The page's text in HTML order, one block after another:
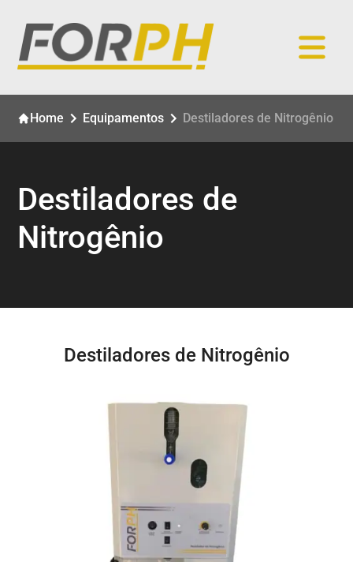
Home Equipamentos Destiladores de Nitrogênio
Destiladores de
Nitrogênio
Destiladores de Nitrogênio